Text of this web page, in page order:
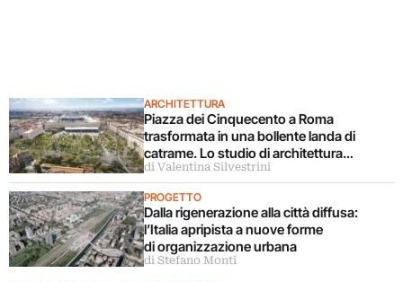
ARCHITETTURA
Piazza dei Cinquecento a Roma
trasformata in una bollente landa di
catrame. Lo studio di architettura
disconosce il progetto
di Valentina Silvestrini
PROGETTO
Dalla rigenerazione alla città diffusa:
l’Italia apripista a nuove forme
di organizzazione urbana
di Stefano Monti